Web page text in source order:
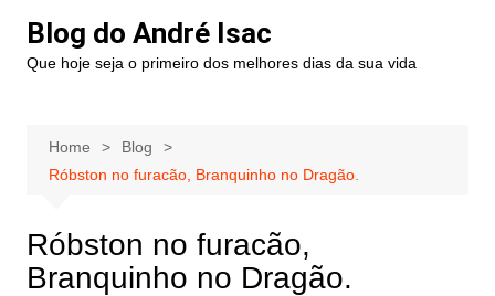
Blog do André Isac
Que hoje seja o primeiro dos melhores dias da sua vida
Home
Blog
Róbston no furacão, Branquinho no Dragão.
Róbston no furacão,
Branquinho no Dragão.